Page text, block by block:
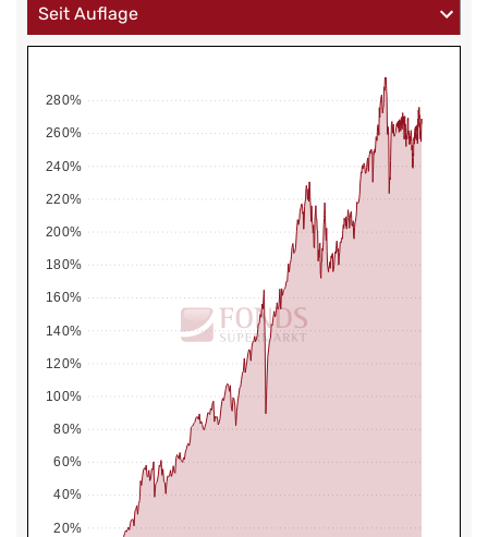
20%
40%
60%
80%
100%
120%
140%
160%
180%
200%
220%
240%
260%
280%